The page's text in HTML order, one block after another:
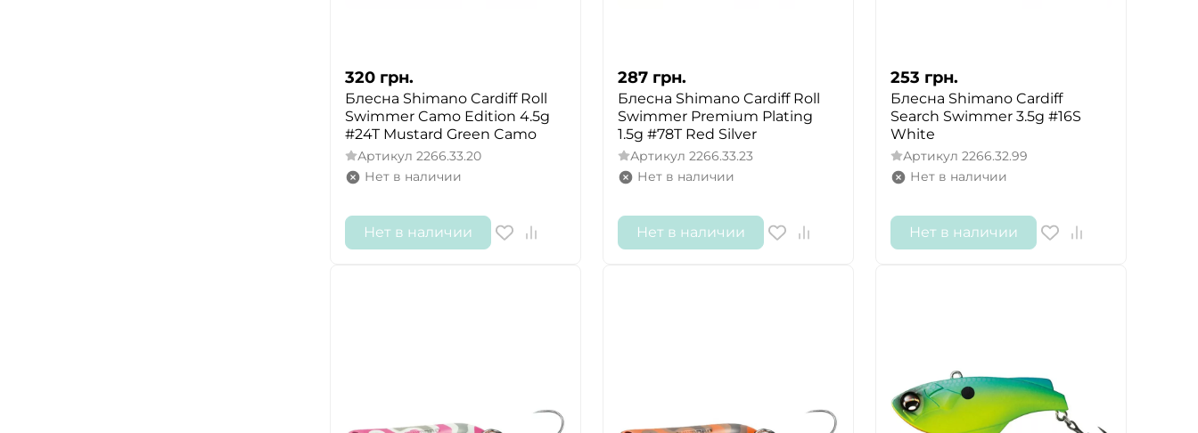
320 грн.
Блесна Shimano Cardiff Roll
Swimmer Camo Edition 4.5g
#24T Mustard Green Camo
Артикул 2266.33.20
Нет в наличии
Нет в наличии
287 грн.
Блесна Shimano Cardiff Roll
Swimmer Premium Plating
1.5g #78T Red Silver
Артикул 2266.33.23
Нет в наличии
Нет в наличии
253 грн.
Блесна Shimano Cardiff
Search Swimmer 3.5g #16S
White
Артикул 2266.32.99
Нет в наличии
Нет в наличии